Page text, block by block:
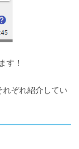
す！
れぞれ紹介してい